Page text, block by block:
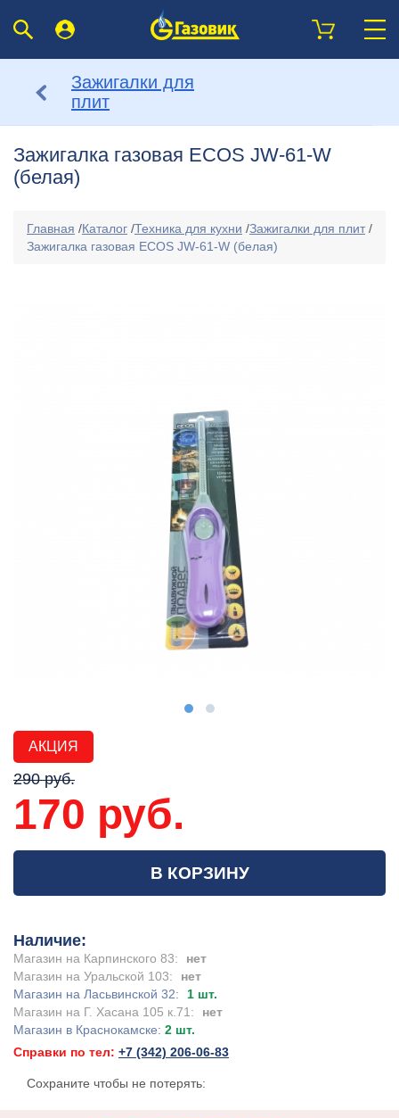
Зажигалки для
плит
Зажигалка газовая ECOS JW-61-W
(белая)
Главная /Каталог /Техника для кухни /Зажигалки для плит /
Зажигалка газовая ECOS JW-61-W (белая)
АКЦИЯ
290 руб.
170 руб.
В КОРЗИНУ
Наличие:
Магазин на Карпинского 83:
нет
Магазин на Уральской 103:
нет
Магазин на Ласьвинской 32:
1 шт.
Магазин на Г. Хасана 105 к.71:
нет
Магазин в Краснокамске: 2 шт.
Справки по тел: +7 (342) 206-06-83
Сохраните чтобы не потерять: